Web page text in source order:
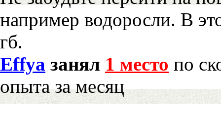
например водоросли. В
гб.
Effya занял 1 место по
опыта за месяц